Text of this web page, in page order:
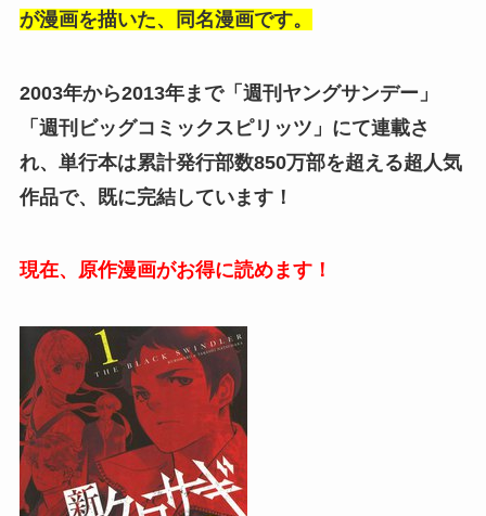
が漫画を描いた、同名漫画です。
2003年から2013年まで「週刊ヤングサンデー」
「週刊ビッグコミックスピリッツ」にて連載さ
れ、単行本は累計発行部数850万部を超える超人気
作品で、既に完結しています！
現在、原作漫画がお得に読めます！